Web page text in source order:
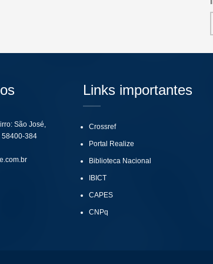
São José,
58400-384
Links importantes
Crossref
Portal Realize
Biblioteca Nacional
IBICT
CAPES
CNPq